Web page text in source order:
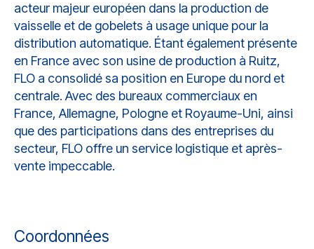
acteur majeur européen dans la production de
vaisselle et de gobelets à usage unique pour la
distribution automatique. Étant également présente
en France avec son usine de production à Ruitz,
FLO a consolidé sa position en Europe du nord et
centrale. Avec des bureaux commerciaux en
France, Allemagne, Pologne et Royaume-Uni, ainsi
que des participations dans des entreprises du
secteur, FLO offre un service logistique et après-
vente impeccable.
Coordonnées